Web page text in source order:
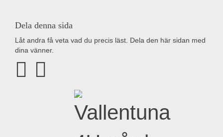
Dela denna sida
Låt andra få veta vad du precis läst. Dela den här sidan med
dina vänner.